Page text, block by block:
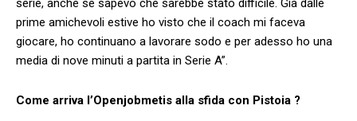
serie, anche se sapevo che sarebbe stato difficile. Già dalle
prime amichevoli estive ho visto che il coach mi faceva
giocare, ho continuano a lavorare sodo e per adesso ho una
media di nove minuti a partita in Serie A”.
Come arriva l’Openjobmetis alla sfida con Pistoia ?